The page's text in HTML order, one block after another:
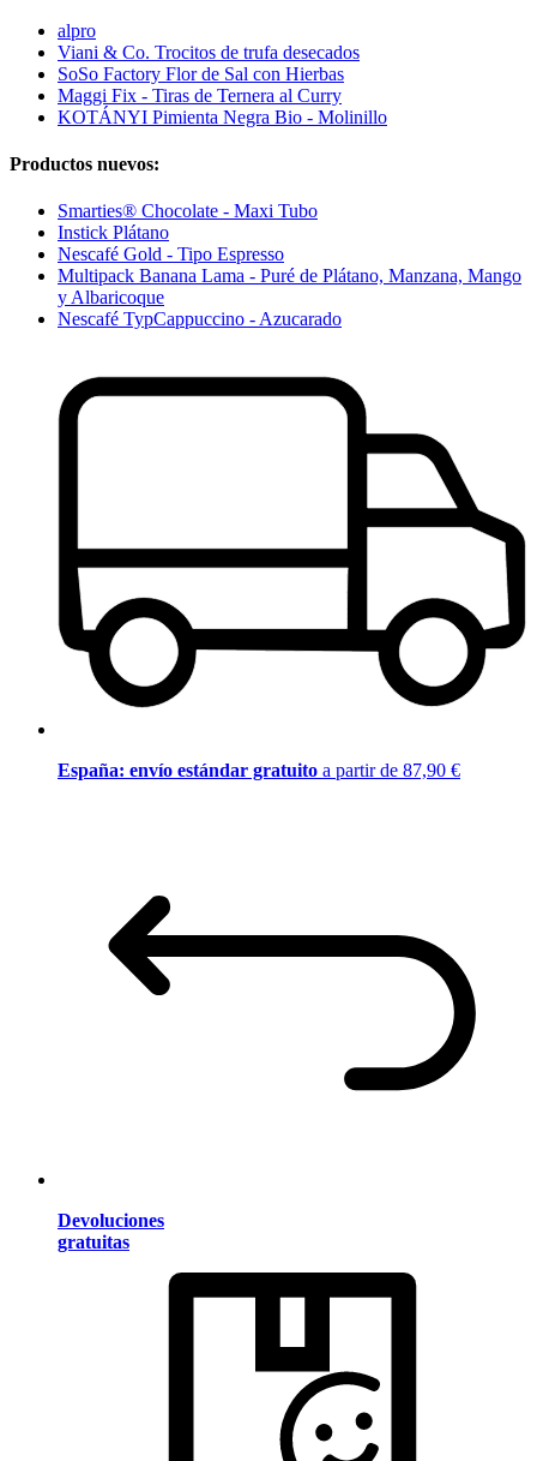
alpro
Viani & Co. Trocitos de trufa desecados
SoSo Factory Flor de Sal con Hierbas
Maggi Fix - Tiras de Ternera al Curry
KOTÁNYI Pimienta Negra Bio - Molinillo
Productos nuevos:
Smarties® Chocolate - Maxi Tubo
Instick Plátano
Nescafé Gold - Tipo Espresso
Multipack Banana Lama - Puré de Plátano, Manzana, Mango
y Albaricoque
Nescafé TypCappuccino - Azucarado
España: envío estándar gratuito a partir de 87,90 €
Devoluciones
gratuitas